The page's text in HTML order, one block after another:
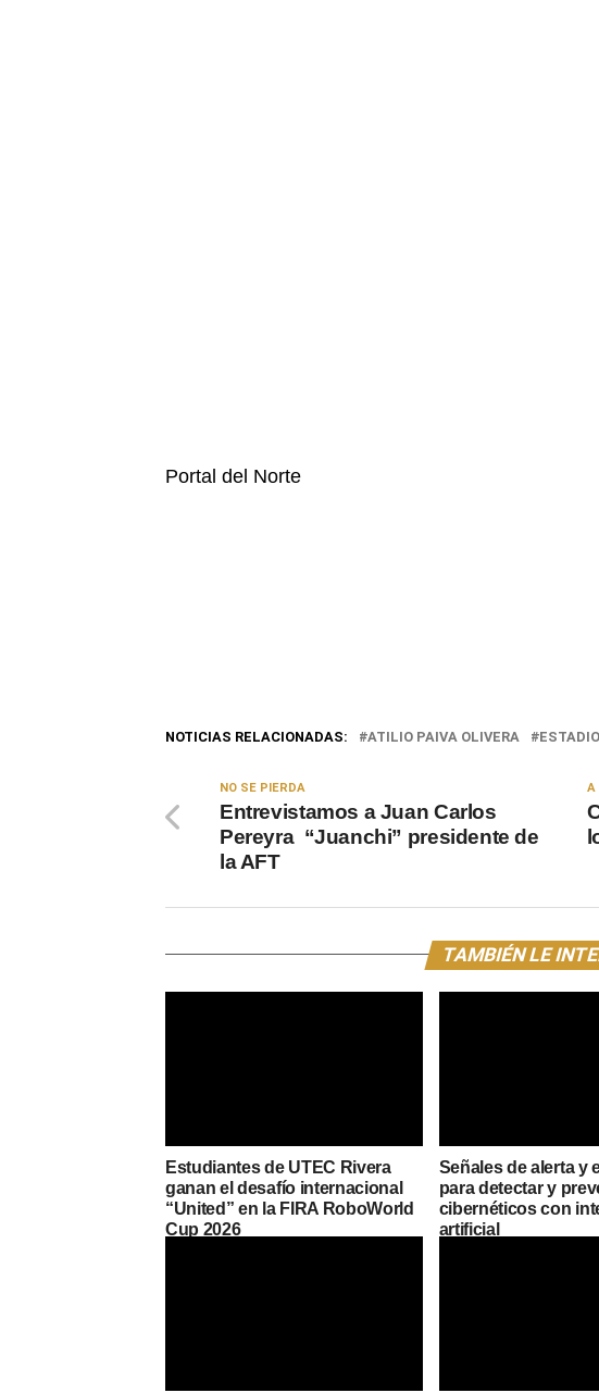
Portal del Norte
NOTICIAS RELACIONADAS: ATILIO PAIVA OLIVERA ESTADIO
A
NO SE PIERDA
Entrevistamos a Juan Carlos
Pereyra “Juanchi” presidente de
la AFT
TAMBIÉN LE
Estudiantes de UTEC Rivera
ganan el desafío internacional
“United” en la FIRA RoboWorld
Cup 2026
Señales de alerta y
para detectar y
cibernéticos con
artificial